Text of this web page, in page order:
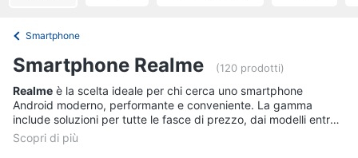
Tv
e
Home
Cinema
iPhone
iPhone
Pro
Max
17
Smartphone
Smartphone Realme (120 prodotti)
Realme è la scelta ideale per chi cerca uno smartphone
Android moderno, performante e conveniente. La gamma
include soluzioni per tutte le fasce di prezzo, dai modelli entry-
level dellaserie C
realme 16, progettati per offrire prestazioni elevate e design